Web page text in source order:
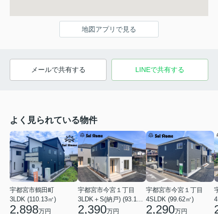
地図アプリで見る
メールで共有する LINEで共有する
よく見られている物件
宇都宮市鶴田町
3LDK (110.13㎡)
2,898万円
宇都宮市今宮１丁目
3LDK＋S(納戸) (93.14㎡)
2,390万円
宇都宮市今宮１丁目
4SLDK (99.62㎡)
2,290万円